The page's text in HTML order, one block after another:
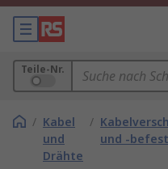
Teile-Nr.
/ Kabel
und
Drähte
/
und -